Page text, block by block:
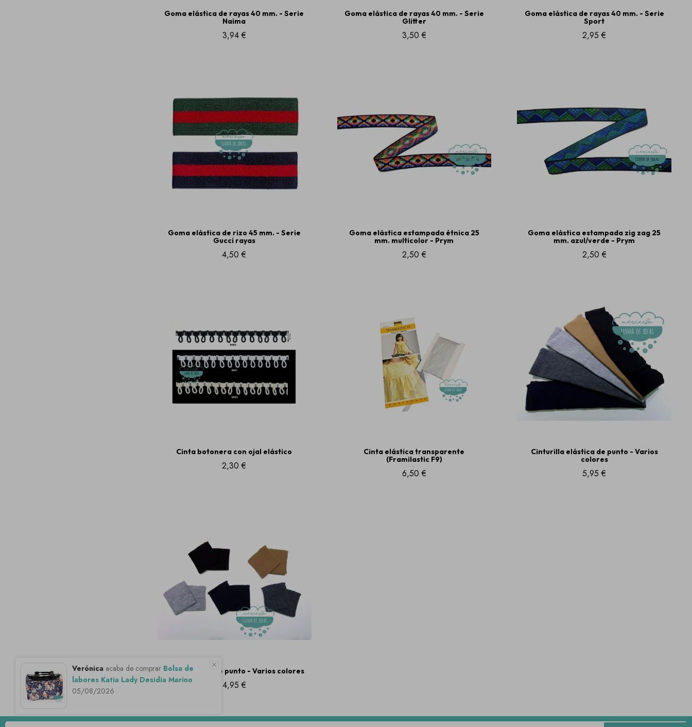
Goma elástica de rayas 40 mm. - Serie
Naima
3,94 €
Goma elástica de rayas 40 mm. - Serie
Glitter
3,50 €
Goma elástica de rayas 40 mm. - Serie
Sport
2,95 €
Goma elástica de rizo 45 mm. - Serie
Gucci rayas
4,50 €
Goma elástica estampada étnica 25
mm. multicolor - Prym
2,50 €
Goma elástica estampada zig zag 25
mm. azul/verde - Prym
2,50 €
Cinta botonera con ojal elástico
2,30 €
Cinta elástica transparente
(Framilastic F9)
6,50 €
Cinturilla elástica de punto - Varios
colores
5,95 €
Puño elástico de punto - Varios colores
4,95 €
05/08/2026